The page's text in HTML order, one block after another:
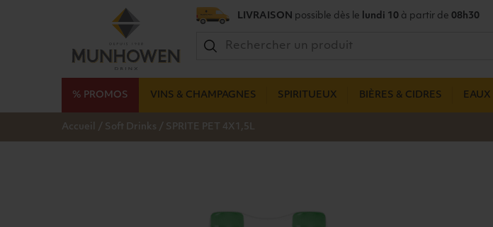
LIVRAISON possible dès le lundi 10 à partir de 08h30
% PROMOS VINS & CHAMPAGNES SPIRITUEUX BIÈRES & CIDRES EAUX
Accueil / Soft Drinks / SPRITE PET 4X1,5L